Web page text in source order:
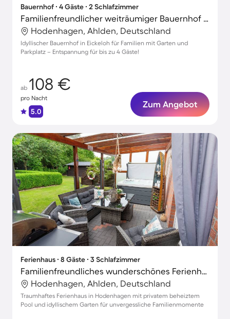
Bauernhof ∙ 4 Gäste ∙ 2 Schlafzimmer
Familienfreundlicher weiträumiger Bauernhof mit Terrasse, Grill und Garten
Hodenhagen, Ahlden, Deutschland
Idyllischer Bauernhof in Eickeloh für Familien mit Garten und
Parkplatz – Entspannung für bis zu 4 Gäste!
ab 108 €
pro Nacht
5.0
Zum Angebot
Ferienhaus ∙ 8 Gäste ∙ 3 Schlafzimmer
Familienfreundliches wunderschönes Ferienhaus mit Grill, Terrasse und Garten
Hodenhagen, Ahlden, Deutschland
Traumhaftes Ferienhaus in Hodenhagen mit privatem beheiztem
Pool und idyllischem Garten für unvergessliche Familienmomente